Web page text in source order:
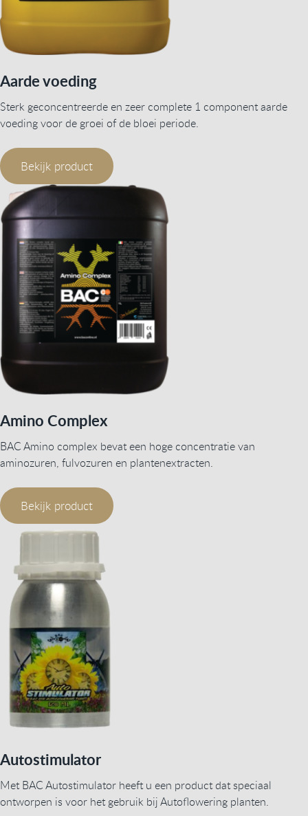
Aarde voeding
Sterk geconcentreerde en zeer complete 1 component aarde
voeding voor de groei of de bloei periode.
Bekijk product
Amino Complex
BAC Amino complex bevat een hoge concentratie van
aminozuren, fulvozuren en plantenextracten.
Bekijk product
Autostimulator
Met BAC Autostimulator heeft u een product dat speciaal
ontworpen is voor het gebruik bij Autoflowering planten.